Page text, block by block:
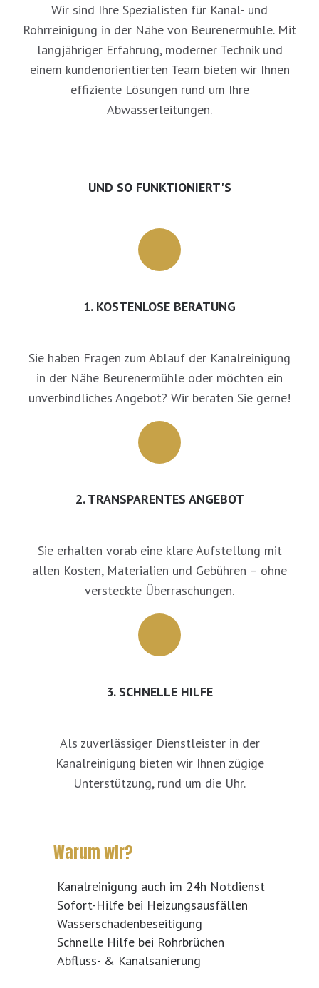
Wir sind Ihre Spezialisten für Kanal- und
Rohrreinigung in der Nähe von Beurenermühle. Mit
langjähriger Erfahrung, moderner Technik und
einem kundenorientierten Team bieten wir Ihnen
effiziente Lösungen rund um Ihre
Abwasserleitungen.
UND SO FUNKTIONIERT'S
1. KOSTENLOSE BERATUNG
Sie haben Fragen zum Ablauf der Kanalreinigung
in der Nähe Beurenermühle oder möchten ein
unverbindliches Angebot? Wir beraten Sie gerne!
2. TRANSPARENTES ANGEBOT
Sie erhalten vorab eine klare Aufstellung mit
allen Kosten, Materialien und Gebühren – ohne
versteckte Überraschungen.
3. SCHNELLE HILFE
Als zuverlässiger Dienstleister in der
Kanalreinigung bieten wir Ihnen zügige
Unterstützung, rund um die Uhr.
Warum wir?
Kanalreinigung auch im 24h Notdienst
Sofort-Hilfe bei Heizungsausfällen
Wasserschadenbeseitigung
Schnelle Hilfe bei Rohrbrüchen
Abfluss- & Kanalsanierung